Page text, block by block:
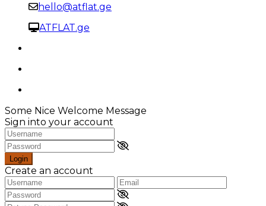
hello@atflat.ge
ATFLAT.ge
Some Nice Welcome Message
Sign into your account
Login
Create an account